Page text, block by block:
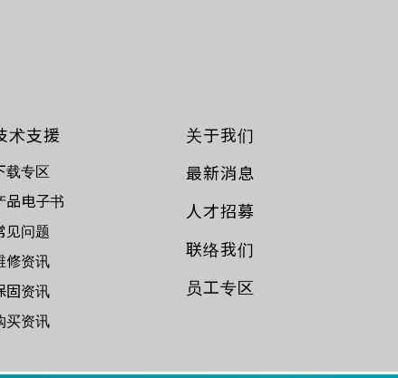
术支援
载专区
品电子书
见问题
修资讯
固资讯
买资讯
关于我们
最新消息
人才招募
联络我们
员工专区